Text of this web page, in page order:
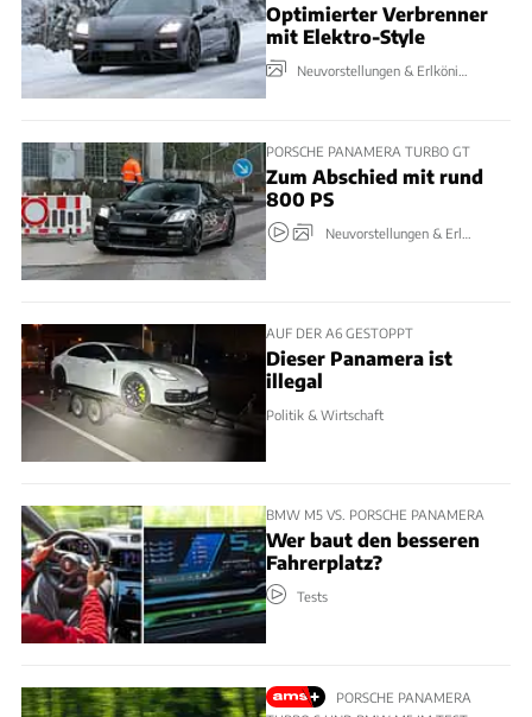
Optimierter Verbrenner
mit Elektro-Style
Neuvorstellungen & Erlkönige
PORSCHE PANAMERA TURBO GT
Zum Abschied mit rund
800 PS
Neuvorstellungen & Erlkönige
AUF DER A6 GESTOPPT
Dieser Panamera ist
illegal
Politik & Wirtschaft
BMW M5 VS. PORSCHE PANAMERA
Wer baut den besseren
Fahrerplatz?
Tests
PORSCHE PANAMERA